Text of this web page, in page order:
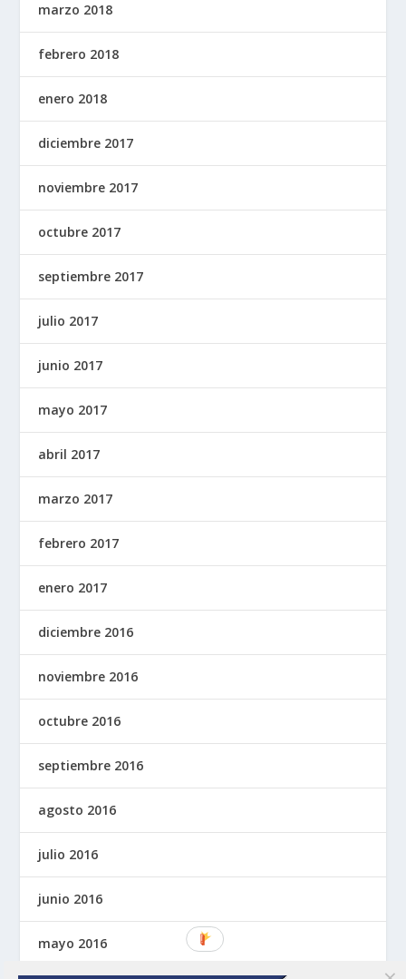
marzo 2018
febrero 2018
enero 2018
diciembre 2017
noviembre 2017
octubre 2017
septiembre 2017
julio 2017
junio 2017
mayo 2017
abril 2017
marzo 2017
febrero 2017
enero 2017
diciembre 2016
noviembre 2016
octubre 2016
septiembre 2016
agosto 2016
julio 2016
junio 2016
mayo 2016